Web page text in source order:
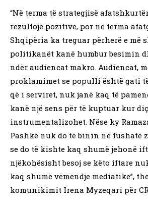
“Në terma të strategjisë
rezultojë pozitive, por në terma
Shqipëria ka treguar përherë e më
politikanët kanë humbur besimin
ndër audiencat makro. Audiencat,
proklamimet se populli është gati
që i serviret, nuk janë kaq të
kanë një sens për të kuptuar kur
instrumentalizohet. Nëse ky
Pashkë nuk do të binin në fushatë
se do të kishte kaq shumë jehonë
njëkohësisht besoj se këto iftare
kaq shumë vëmendje mediatike”,
komunikimit Irena Myzeqari për